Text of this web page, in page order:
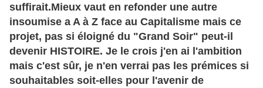
suffirait.Mieux vaut en refonder une autre
insoumise a A à Z face au Capitalisme mais ce
projet, pas si éloigné du "Grand Soir" peut-il
devenir HISTOIRE. Je le crois j'en ai l'ambition
mais c'est sûr, je n'en verrai pas les prémices si
souhaitables soit-elles pour l'avenir de